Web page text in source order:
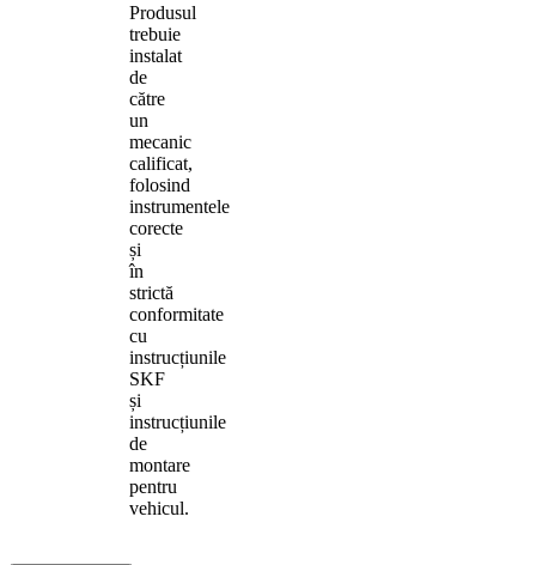
Produsul
trebuie
instalat
de
către
un
mecanic
calificat,
folosind
instrumentele
corecte
și
în
strictă
conformitate
cu
instrucțiunile
SKF
și
instrucțiunile
de
montare
pentru
vehicul.